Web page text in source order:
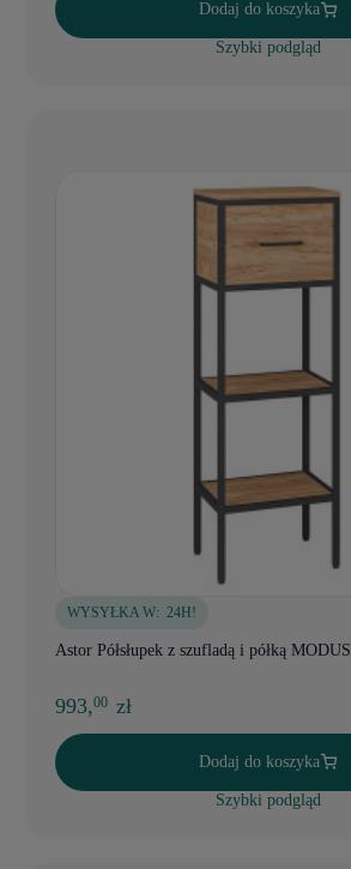
Dodaj do koszyka
Szybki podgląd
WYSYŁKA W: 24H!
Astor Półsłupek z szufladą i półką
993,00 zł
Dodaj do koszyka
Szybki podgląd